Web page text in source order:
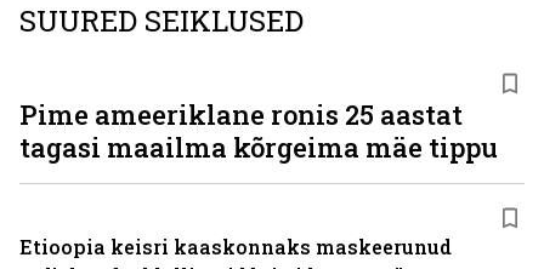
SUURED SEIKLUSED
Pime ameeriklane ronis 25 aastat
tagasi maailma kõrgeima mäe tippu
Etioopia keisri kaaskonnaks maskeerunud